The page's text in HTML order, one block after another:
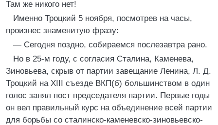
Там же никого нет!
Именно Троцкий 5 ноября, посмотрев на часы,
произнес знаменитую фразу:
— Сегодня поздно, собираемся послезавтра рано.
Но в 25-м году, с согласия Сталина, Каменева,
Зиновьева, скрыв от партии завещание Ленина, Л. Д.
Троцкий на XIII съезде ВКП(б) большинством в один
голос занял пост председателя партии. Первые годы
он вел правильный курс на объединение всей партии
для борьбы со сталинско-каменевско-зиновьевско-